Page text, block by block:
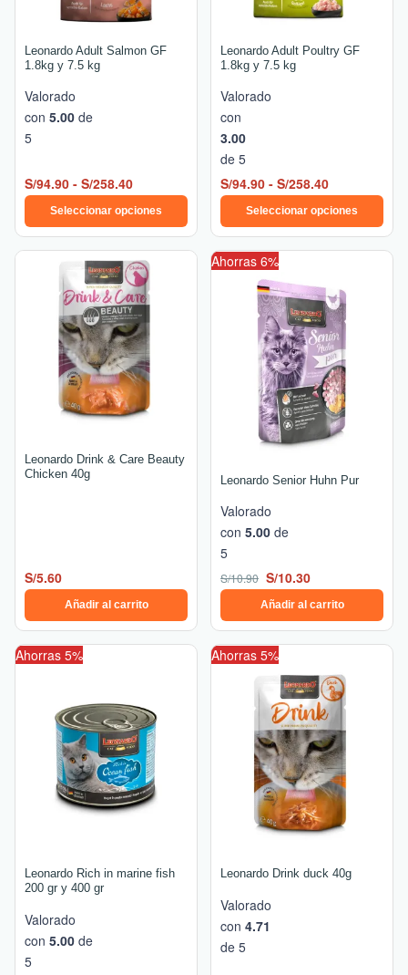
Leonardo Adult Salmon GF
1.8kg y 7.5 kg
Valorado
con 5.00 de
5
S/94.90 - S/258.40
Seleccionar opciones
de
producto
Leonardo Adult Poultry GF
1.8kg y 7.5 kg
Valorado
con
3.00
de 5
S/94.90 - S/258.40
Seleccionar opciones
de
producto
Leonardo Drink & Care Beauty
Chicken 40g
S/5.60
Añadir al carrito
Ahorras 6%
Leonardo Senior Huhn Pur
Valorado
con 5.00 de
5
S/10.90
El
precio
original
era:
S/10.90.
S/10.30
actual
es:
S/10.30.
Añadir al carrito
Ahorras 5%
Leonardo Rich in marine fish
200 gr y 400 gr
Valorado
con 5.00 de
5
desde
S/13.20
hasta
S/20.80
Este
múltiples
variantes.
opciones
en
de
producto
Ahorras 5%
Leonardo Drink duck 40g
Valorado
con 4.71
de 5
El
precio
original
era:
S/5.90.
actual
es:
S/5.60.